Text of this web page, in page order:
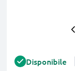
Disponibile